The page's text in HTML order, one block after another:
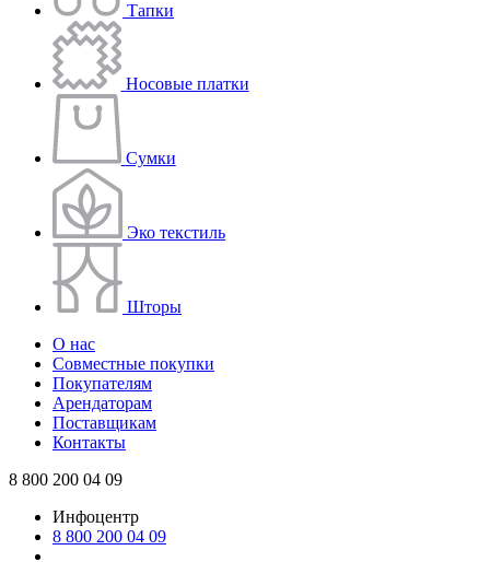
Тапки
Носовые платки
Сумки
Эко текстиль
Шторы
О нас
Совместные покупки
Покупателям
Арендаторам
Поставщикам
Контакты
8 800 200 04 09
Инфоцентр
8 800 200 04 09